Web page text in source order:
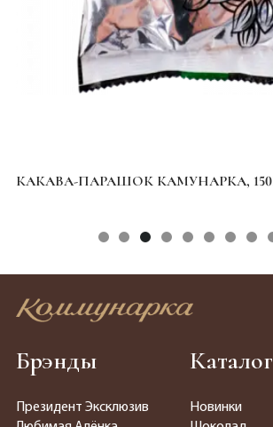
ПАРАШОК КАМУНАРКА, 150Г
Брэнды
Президент Эксклюзив
Каталог
Новинки